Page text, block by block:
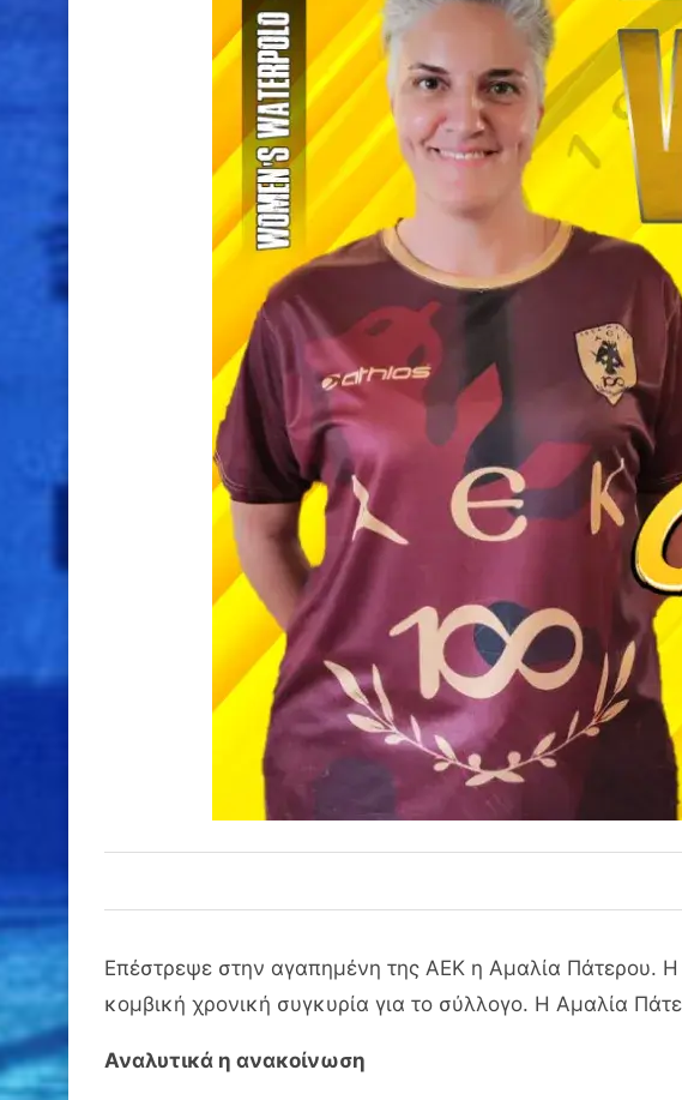
Επέστρεψε στην αγαπημένη της ΑΕΚ η Αμαλία Πάτερου.
κομβική χρονική συγκυρία για το σύλλογο. Η Αμαλία
Αναλυτικά η ανακοίνωση